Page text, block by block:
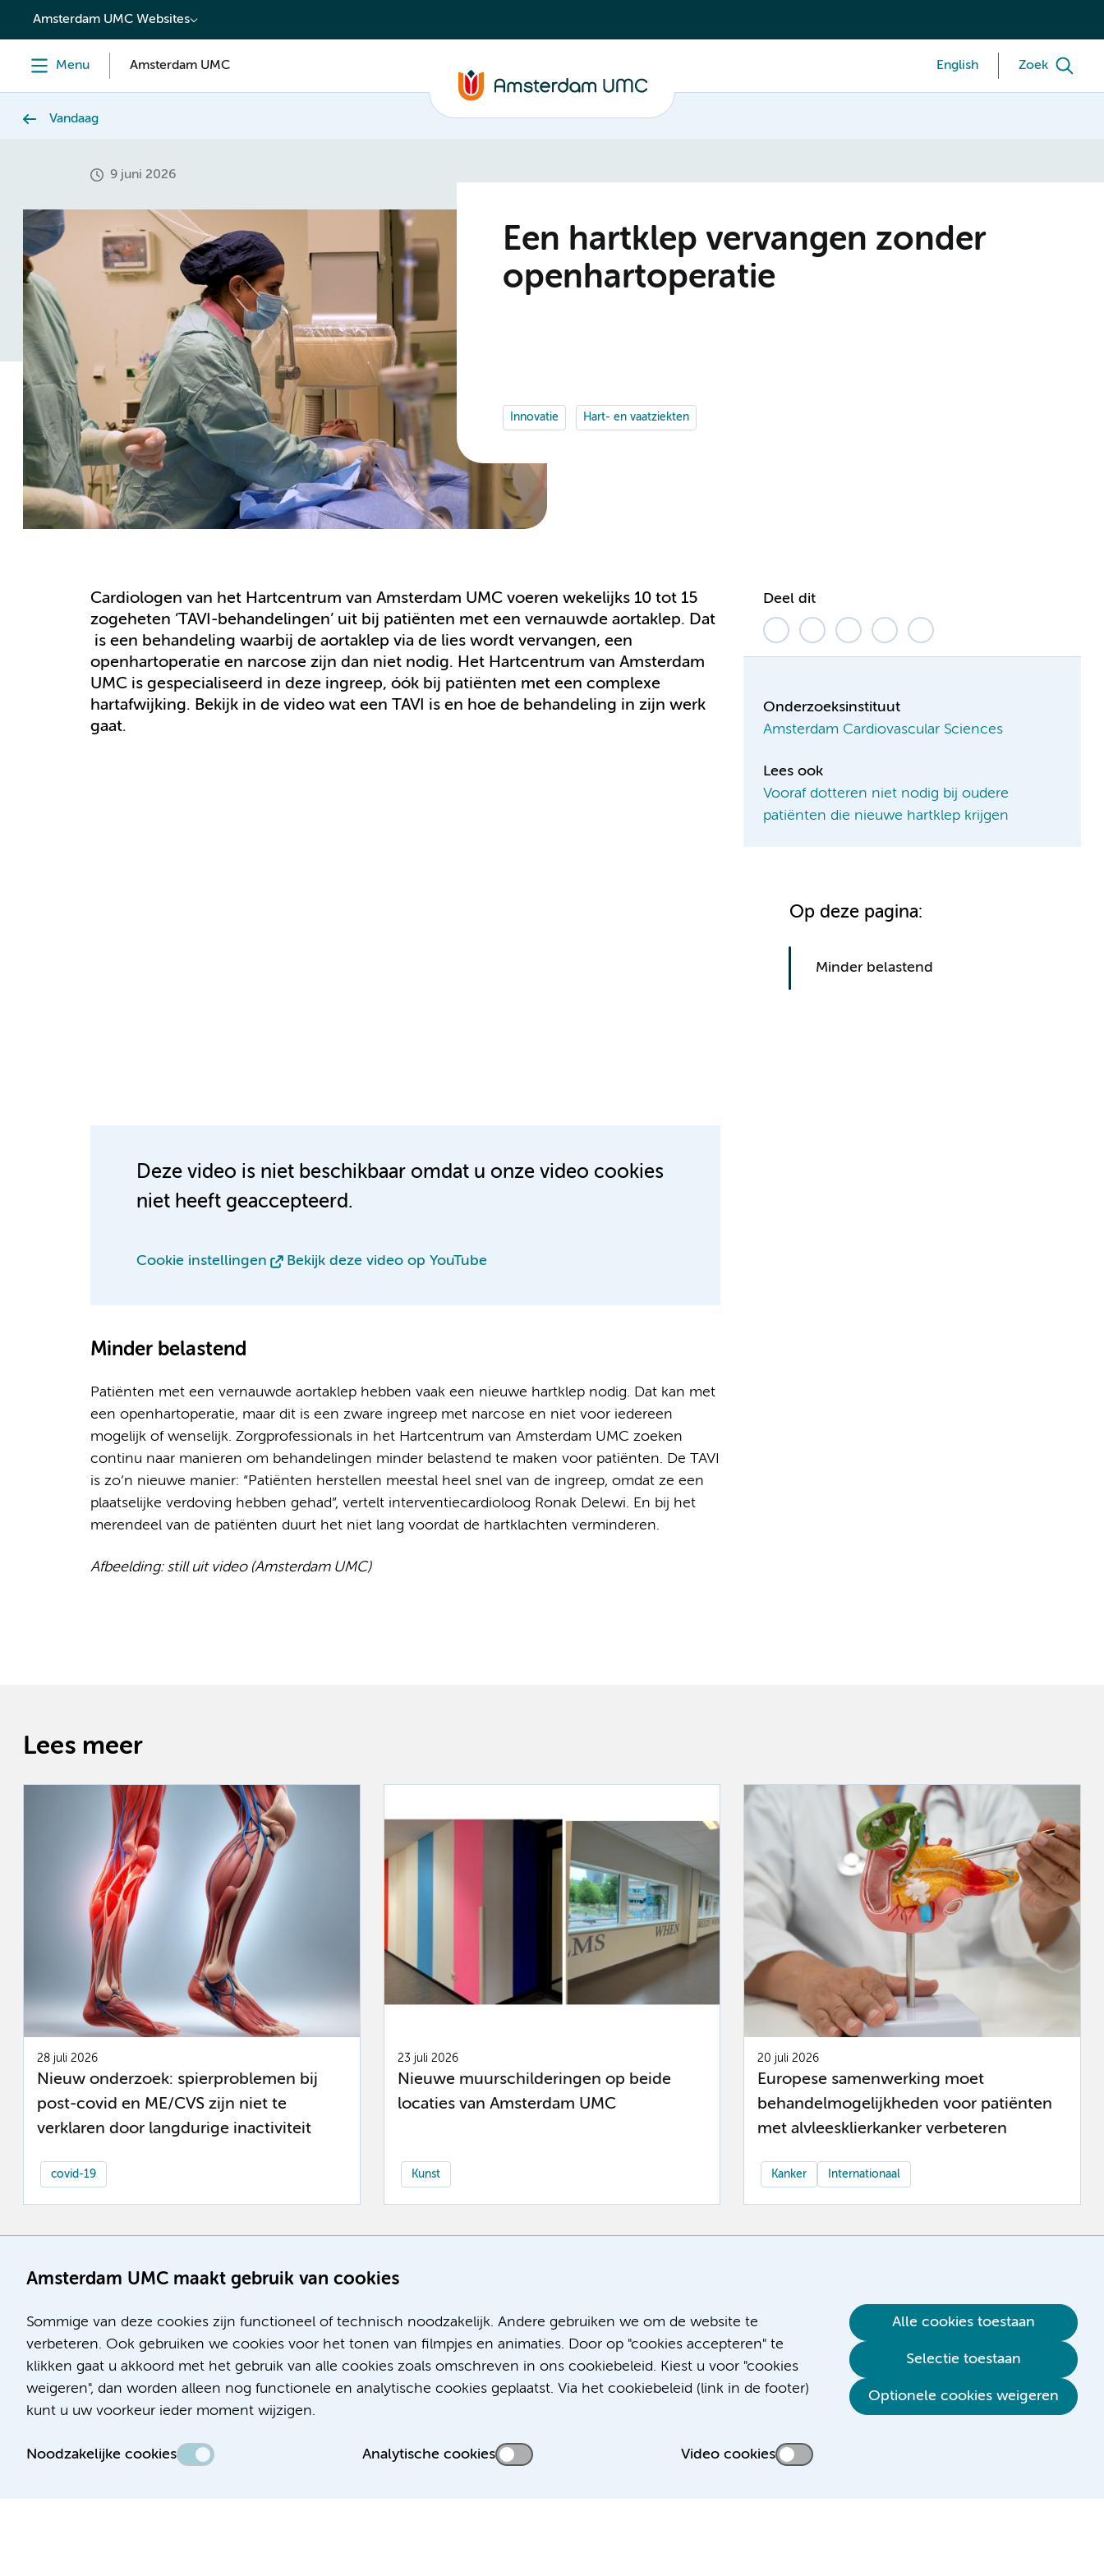
content
Amsterdam UMC maakt gebruik van cookies
Sommige van deze cookies zijn functioneel of technisch noodzakelijk. Andere gebruiken we om de website te
verbeteren. Ook gebruiken we cookies voor het tonen van filmpjes en animaties. Door op "cookies accepteren" te
klikken gaat u akkoord met het gebruik van alle cookies zoals omschreven in ons cookiebeleid. Kiest u voor "cookies
weigeren", dan worden alleen nog functionele en analytische cookies geplaatst. Via het cookiebeleid (link in de footer)
kunt u uw voorkeur ieder moment wijzigen.
Noodzakelijke cookies Analytische cookies Video cookies
Alle cookies toestaan
Selectie toestaan
Optionele cookies weigeren
Amsterdam UMC Websites
Menu Amsterdam UMC English Zoek
Vandaag
9 juni 2026
Een hartklep vervangen zonder
openhartoperatie
Innovatie Hart- en vaatziekten
Cardiologen van het Hartcentrum van Amsterdam UMC voeren wekelijks 10 tot 15
zogeheten ‘TAVI-behandelingen’ uit bij patiënten met een vernauwde aortaklep. Dat
is een behandeling waarbij de aortaklep via de lies wordt vervangen, een
openhartoperatie en narcose zijn dan niet nodig. Het Hartcentrum van Amsterdam
UMC is gespecialiseerd in deze ingreep, óók bij patiënten met een complexe
hartafwijking. Bekijk in de video wat een TAVI is en hoe de behandeling in zijn werk
gaat.
Deze video is niet beschikbaar omdat u onze video cookies
niet heeft geaccepteerd.
Cookie instellingen Bekijk deze video op YouTube
Minder belastend
Patiënten met een vernauwde aortaklep hebben vaak een nieuwe hartklep nodig. Dat kan met
een openhartoperatie, maar dit is een zware ingreep met narcose en niet voor iedereen
mogelijk of wenselijk. Zorgprofessionals in het Hartcentrum van Amsterdam UMC zoeken
continu naar manieren om behandelingen minder belastend te maken voor patiënten. De TAVI
is zo’n nieuwe manier: “Patiënten herstellen meestal heel snel van de ingreep, omdat ze een
plaatselijke verdoving hebben gehad”, vertelt interventiecardioloog Ronak Delewi. En bij het
merendeel van de patiënten duurt het niet lang voordat de hartklachten verminderen.
Afbeelding: still uit video (Amsterdam UMC)
Deel dit
Onderzoeksinstituut
Amsterdam Cardiovascular Sciences
Lees ook
Vooraf dotteren niet nodig bij oudere
patiënten die nieuwe hartklep krijgen
Op deze pagina:
Minder belastend
Lees meer
28 juli 2026
Nieuw onderzoek: spierproblemen bij
post-covid en ME/CVS zijn niet te
verklaren door langdurige inactiviteit
covid-19
23 juli 2026
Nieuwe muurschilderingen op beide
locaties van Amsterdam UMC
Kunst
20 juli 2026
Europese samenwerking moet
behandelmogelijkheden voor patiënten
met alvleesklierkanker verbeteren
Kanker Internationaal